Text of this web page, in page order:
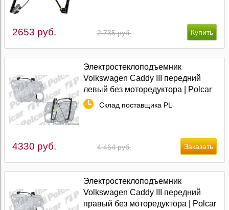
2 735 руб.
2653 руб.
Электростеклоподъемник
Volkswagen Caddy III передний
левый без моторедуктора | Polcar
Склад поставщика PL
4 464 руб.
4330 руб.
Электростеклоподъемник
Volkswagen Caddy III передний
правый без моторедуктора | Polcar